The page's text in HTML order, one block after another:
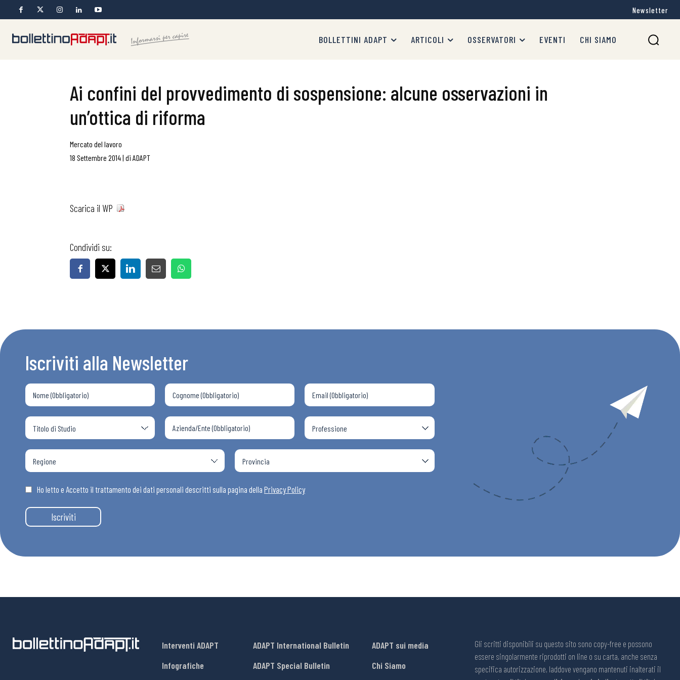
Bollettini ADAPT
Articoli
Osservatori
Eventi
Newsletter
BOLLETTINI ADAPT ARTICOLI OSSERVATORI EVENTI CHI SIAMO
Ai confini del provvedimento di sospensione: alcune osservazioni in
un’ottica di riforma
Mercato del lavoro
18 Settembre 2014| di ADAPT
Scarica il WP
Condividi su:
Iscriviti alla Newsletter
Ho letto e Accetto il trattamento dei dati personali descritti sulla pagina della Privacy Policy
Iscriviti
Interventi ADAPT
Infografiche
ADAPT International Bulletin
ADAPT Special Bulletin
ADAPT sui media
Chi Siamo
Gli scritti disponibili su questo sito sono copy-free e possono
essere singolarmente riprodotti on line o su carta, anche senza
specifica autorizzazione, laddove vengano mantenuti inalterati il